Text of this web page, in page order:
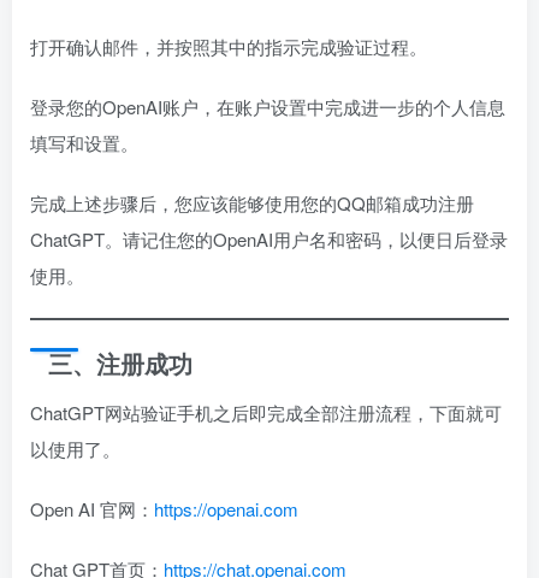
打开确认邮件，并按照其中的指示完成验证过程。
登录您的OpenAI账户，在账户设置中完成进一步的个人信息
填写和设置。
完成上述步骤后，您应该能够使用您的QQ邮箱成功注册
ChatGPT。请记住您的OpenAI用户名和密码，以便日后登录
使用。
三、注册成功
ChatGPT网站验证手机之后即完成全部注册流程，下面就可
以使用了。
Open AI 官网： https://openai.com
Chat GPT首页： https://chat.openai.com